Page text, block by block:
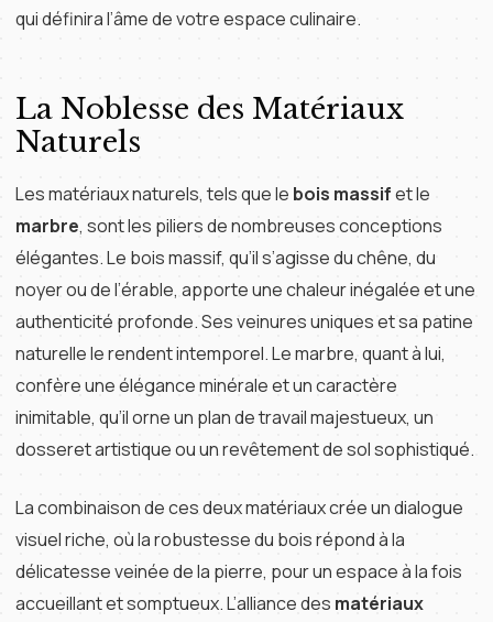
qui définira l’âme de votre espace culinaire.
La Noblesse des Matériaux
Naturels
Les matériaux naturels, tels que le bois massifet le
marbre, sont les piliers de nombreuses conceptions
élégantes. Le bois massif, qu’il s’agisse du chêne, du
noyer ou de l’érable, apporte une chaleur inégalée et une
authenticité profonde. Ses veinures uniques et sa patine
naturelle le rendent intemporel. Le marbre, quant à lui,
confère une élégance minérale et un caractère
inimitable, qu’il orne un plan de travail majestueux, un
dosseret artistique ou un revêtement de sol sophistiqué.
La combinaison de ces deux matériaux crée un dialogue
visuel riche, où la robustesse du bois répond à la
délicatesse veinée de la pierre, pour un espace à la fois
accueillant et somptueux. L’alliance des matériaux